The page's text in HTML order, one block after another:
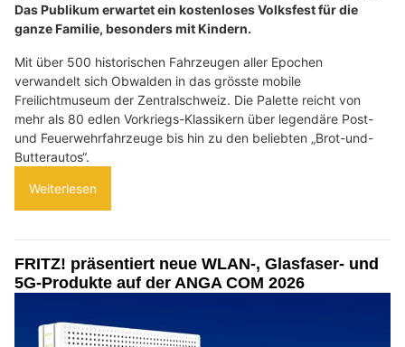
Das Publikum erwartet ein kostenloses Volksfest für die
ganze Familie, besonders mit Kindern.
Mit über 500 historischen Fahrzeugen aller Epochen
verwandelt sich Obwalden in das grösste mobile
Freilichtmuseum der Zentralschweiz. Die Palette reicht von
mehr als 80 edlen Vorkriegs-Klassikern über legendäre Post-
und Feuerwehrfahrzeuge bis hin zu den beliebten „Brot-und-
Butterautos“.
Weiterlesen
FRITZ! präsentiert neue WLAN-, Glasfaser- und
5G-Produkte auf der ANGA COM 2026